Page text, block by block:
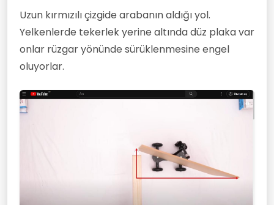
Uzun kırmızılı çizgide arabanın aldığı yol.
Yelkenlerde tekerlek yerine altında düz plaka var
onlar rüzgar yönünde sürüklenmesine engel
oluyorlar.